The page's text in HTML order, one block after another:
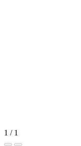
1 / 1